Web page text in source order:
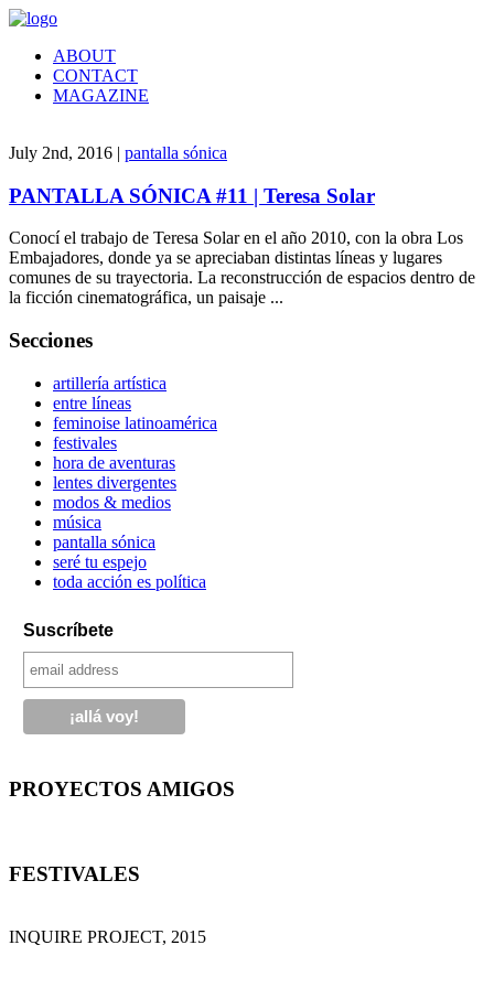
ABOUT
CONTACT
MAGAZINE
July 2nd, 2016 | pantalla sónica
PANTALLA SÓNICA #11 | Teresa Solar
Conocí el trabajo de Teresa Solar en el año 2010, con la obra Los
Embajadores, donde ya se apreciaban distintas líneas y lugares
comunes de su trayectoria. La reconstrucción de espacios dentro de
la ficción cinematográfica, un paisaje ...
Secciones
artillería artística
entre líneas
feminoise latinoamérica
festivales
hora de aventuras
lentes divergentes
modos & medios
música
pantalla sónica
seré tu espejo
toda acción es política
Suscríbete
PROYECTOS AMIGOS
FESTIVALES
INQUIRE PROJECT, 2015